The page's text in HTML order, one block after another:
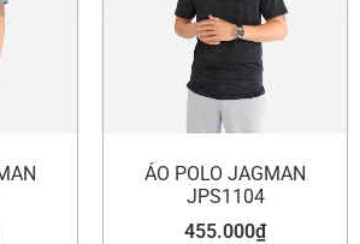
ÁO POLO JAGMAN
JPS1104
455.000₫